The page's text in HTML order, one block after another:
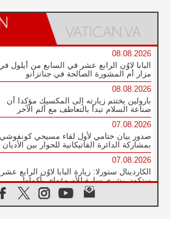
08.08.2026
البابا لاوُن الرابع عشر في السابع من أيلول
مزار أم المشورة الصالحة في جناتزانو
08.08.2026
بارولين يختتم زيارته إلى المكسيك مؤكدا أن
صناعة السلام تبدأ بالتعاطف مع ألم الآخر
07.08.2026
صدور بيان ختامي لأول لقاء مسيحي كونفوشي
بمشاركة الدائرة الفاتيكانية للحوار بين الأديان
07.08.2026
الكاردينال ستورلا: زيارة البابا لاوُن الرابع عشر
ستكون بشرى سارة للأوروغواي بأكملها
الفاتيكان يعلن برنامج الزيارة الرسولية للبابا